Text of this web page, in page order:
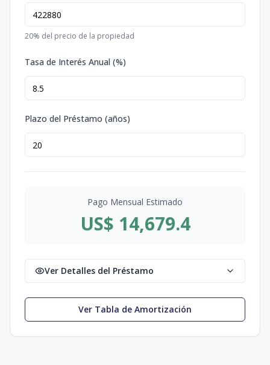
20% del precio de la propiedad
Tasa de Interés Anual (%)
Plazo del Préstamo (años)
Pago Mensual Estimado
US$ 14,679.4
Ver Detalles del Préstamo
Ver Tabla de Amortización